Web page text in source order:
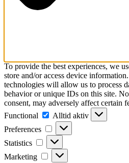
To provide the best experiences, we
store and/or access device
technologies will allow us to process
behavior or unique IDs on this site.
consent, may adversely affect certain
Functional
Functional
Alltid aktiv
Preferences
Preferences
Statistics Statistics
Marketing Marketing